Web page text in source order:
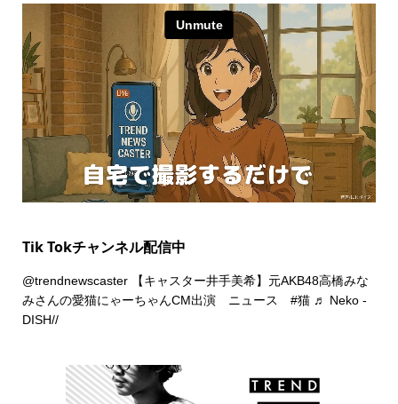
Tik Tokチャンネル配信中
@trendnewscaster【キャスター井手美希】元AKB48高橋みな
みさんの愛猫にゃーちゃんCM出演 ニュース #猫 ♬ Neko -
DISH//